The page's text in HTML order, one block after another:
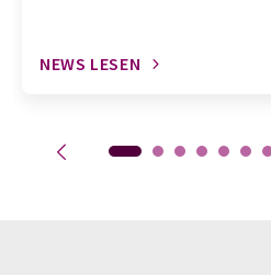
NEWS LESEN